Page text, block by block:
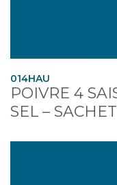
014HAU
POIVRE 4
SEL –